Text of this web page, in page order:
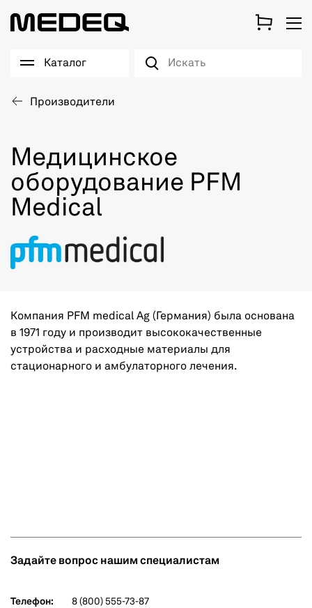
Каталог
Производители
Медицинское
оборудование PFM
Medical
Компания PFM medical Ag (Германия) была основана
в 1971 году и производит высококачественные
устройства и расходные материалы для
стационарного и амбулаторного лечения.
Задайте вопрос нашим специалистам
Телефон: 8 (800) 555-73-87